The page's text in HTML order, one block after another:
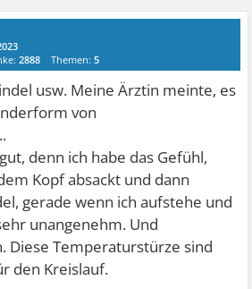
2888 Themen:5
usw. Meine Ärztin meinte, es
von
denn ich habe das Gefühl,
Kopf absackt und dann
gerade wenn ich aufstehe und
unangenehm. Und
Diese Temperaturstürze sind
den Kreislauf.